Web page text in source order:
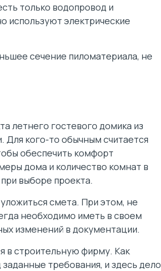
только водопровод и
используют электрические
сечение пиломатериала, не
летнего гостевого домика из
Для кого-то обычным считается
обеспечить комфорт
дома и количество комнат в
выборе проекта.
смета. При этом, не
необходимо иметь в своем
изменений в документации.
в строительную фирму. Как
требования, и здесь дело